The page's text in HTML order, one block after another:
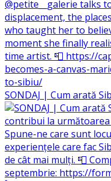
SONDAJ | Cum arată